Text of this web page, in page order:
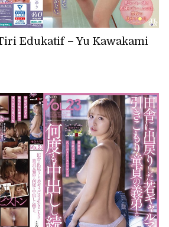
Edukatif – Yu Kawakami